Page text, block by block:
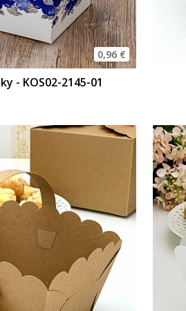
0,96 €
- KOS02-2145-01